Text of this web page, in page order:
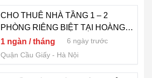
CHO THUÊ NHÀ TẦNG 1 – 2
PHÒNG RIÊNG BIỆT TẠI HOÀNG
QUỐC VIỆT CẦU GIẤY HÀ NỘI
1 ngàn / tháng
6 ngày trước
Quận Cầu Giấy
Hà Nội